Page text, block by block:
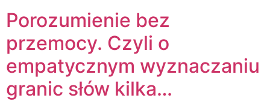
Porozumienie bez
przemocy. Czyli o
empatycznym wyznaczaniu
granic słów kilka…